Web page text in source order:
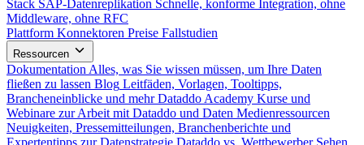
Stack SAP-Datenreplikation Schnelle, konforme Integration, ohne
Middleware, ohne RFC
Plattform Konnektoren Preise Fallstudien
Ressourcen
Dokumentation Alles, was Sie wissen müssen, um Ihre Daten
fließen zu lassen Blog Leitfäden, Vorlagen, Tooltipps,
Brancheneinblicke und mehr Dataddo Academy Kurse und
Webinare zur Arbeit mit Dataddo und Daten Medienressourcen
Neuigkeiten, Pressemitteilungen, Branchenberichte und
Expertentipps zur Datenstrategie Dataddo vs. Wettbewerber Sehen